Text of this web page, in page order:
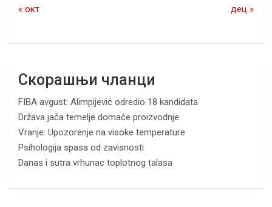
« окт дец »
Скорашњи чланци
FIBA avgust: Alimpijević odredio 18 kandidata
Država jača temelje domaće proizvodnje
Vranje: Upozorenje na visoke temperature
Psihologija spasa od zavisnosti
Danas i sutra vrhunac toplotnog talasa